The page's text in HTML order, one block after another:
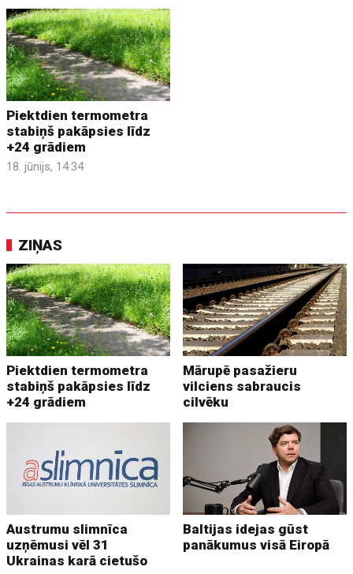
Piektdien termometra
stabiņš pakāpsies līdz
+24 grādiem
18. jūnijs, 14:34
ZIŅAS
Piektdien termometra
stabiņš pakāpsies līdz
+24 grādiem
Mārupē pasažieru
vilciens sabraucis
cilvēku
Austrumu slimnīca
uzņēmusi vēl 31
Ukrainas karā cietušo
Baltijas idejas gūst
panākumus visā Eiropā